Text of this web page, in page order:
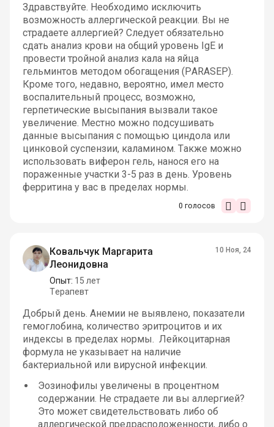
Здравствуйте. Необходимо исключить
возможность аллергической реакции. Вы не
страдаете аллергией? Следует обязательно
сдать анализ крови на общий уровень IgE и
провести тройной анализ кала на яйца
гельминтов методом обогащения (PARASEP).
Кроме того, недавно, вероятно, имел место
воспалительный процесс, возможно,
герпетические высыпания вызвали такое
увеличение. Местно можно подсушивать
данные высыпания с помощью циндола или
цинковой суспензии, каламином. Также можно
использовать виферон гель, нанося его на
пораженные участки 3-5 раз в день. Уровень
ферритина у вас в пределах нормы.
0 голосов
Ковальчук Маргарита
Леонидовна
Опыт: 15 лет
Терапевт
10 Ноя, 24
Добрый день. Анемии не выявлено, показатели
гемоглобина, количество эритроцитов и их
индексы в пределах нормы. Лейкоцитарная
формула не указывает на наличие
бактериальной или вирусной инфекции.
Эозинофилы увеличены в процентном
содержании. Не страдаете ли вы аллергией?
Это может свидетельствовать либо об
аллергической предрасположенности, либо о